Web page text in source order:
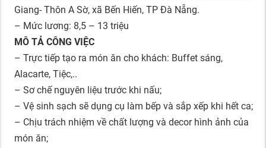
Giang- Thôn A Sờ, xã Bến Hiến, TP Đà Nẵng.
– Mức lương: 8,5 – 13 triệu
MÔ TẢ CÔNG VIỆC
– Trực tiếp tạo ra món ăn cho khách: Buffet sáng,
Alacarte, Tiệc,..
– Sơ chế nguyên liệu trước khi nấu;
– Vệ sinh sạch sẽ dụng cụ làm bếp và sắp xếp khi hết ca;
– Chịu trách nhiệm về chất lượng và decor hình ảnh của
món ăn;